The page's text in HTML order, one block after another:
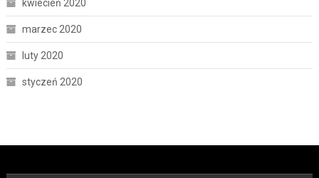
kwiecień 2020
marzec 2020
luty 2020
styczeń 2020